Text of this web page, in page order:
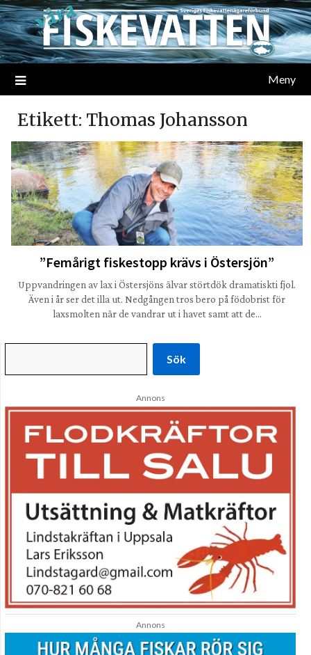
Meny
Etikett: Thomas Johansson
”Femårigt fiskestopp krävs i Östersjön”
Uppvandringen av lax i Östersjöns älvar störtdök dramatiskti fjol.
Även i år ser det illa ut. Nedgången tros bero på födobrist för
laxsmolten när de vandrar ut i havet samt att de…
Sök
Annons
Annons